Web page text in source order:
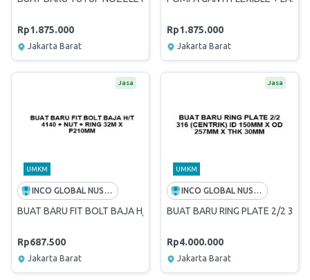
Rp1.875.000
Jakarta Barat
Rp1.875.000
Jakarta Barat
Jasa
UMKM
INCO GLOBAL NUSANTARA
BUAT BARU FIT BOLT BAJA H/T 4140 + NUT + RING 32M X P210MM
Rp687.500
Jakarta Barat
Jasa
UMKM
INCO GLOBAL NUSANTARA
BUAT BARU RING PLATE 2/2
Rp4.000.000
Jakarta Barat